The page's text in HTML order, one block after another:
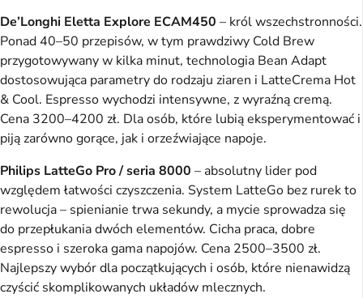
De’Longhi Eletta Explore ECAM450 – król wszechstronności.
Ponad 40–50 przepisów, w tym prawdziwy Cold Brew
przygotowywany w kilka minut, technologia Bean Adapt
dostosowująca parametry do rodzaju ziaren i LatteCrema Hot
& Cool. Espresso wychodzi intensywne, z wyraźną cremą.
Cena 3200–4200 zł. Dla osób, które lubią eksperymentować i
piją zarówno gorące, jak i orzeźwiające napoje.
Philips LatteGo Pro / seria 8000 – absolutny lider pod
względem łatwości czyszczenia. System LatteGo bez rurek to
rewolucja – spienianie trwa sekundy, a mycie sprowadza się
do przepłukania dwóch elementów. Cicha praca, dobre
espresso i szeroka gama napojów. Cena 2500–3500 zł.
Najlepszy wybór dla początkujących i osób, które nienawidzą
czyścić skomplikowanych układów mlecznych.